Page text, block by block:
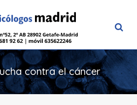
contra el cáncer